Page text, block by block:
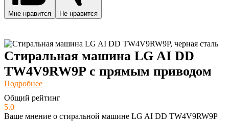
Мне нравится Не нравится
Стиральная машина LG AI DD
TW4V9RW9P с прямым приводом
Подробнее
Общий рейтинг
5.0
Ваше мнение о стиральной машине LG AI DD TW4V9RW9P